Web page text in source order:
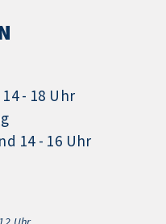
- 18 Uhr
14 - 16 Uhr